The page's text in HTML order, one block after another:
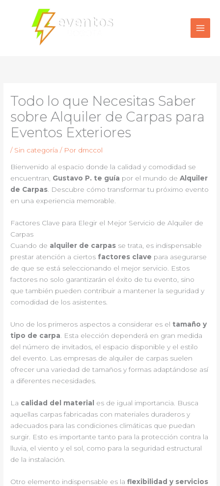
contenido
Todo lo que Necesitas Saber
sobre Alquiler de Carpas para
Eventos Exteriores
/ Sin categoría / Por dmccol
Bienvenido al espacio donde la calidad y comodidad se
encuentran, Gustavo P. te guía por el mundo deAlquiler
de Carpas. Descubre cómo transformar tu próximo evento
en una experiencia memorable.
Factores Clave para Elegir el Mejor Servicio de Alquiler de
Carpas
Cuando de alquiler de carpas se trata, es indispensable
prestar atención a ciertos factores clave para asegurarse
de que se está seleccionando el mejor servicio. Estos
factores no solo garantizarán el éxito de tu evento, sino
que también pueden contribuir a mantener la seguridad y
comodidad de los asistentes.
Uno de los primeros aspectos a considerar es el tamaño y
tipo de carpa . Esta elección dependerá en gran medida
del número de invitados, el espacio disponible y el estilo
del evento. Las empresas de alquiler de carpas suelen
ofrecer una variedad de tamaños y formas adaptándose así
a diferentes necesidades.
La calidad del material
es de igual importancia. Busca
aquellas carpas fabricadas con materiales duraderos y
adecuados para las condiciones climáticas que puedan
surgir. Esto es importante tanto para la protección contra la
lluvia, el viento y el sol, como para la seguridad estructural
de la instalación.
Otro elemento indispensable es laflexibilidad y servicios